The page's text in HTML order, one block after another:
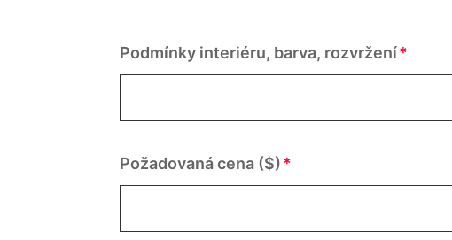
Podmínky interiéru, barva, rozvržení
Požadovaná cena ($)